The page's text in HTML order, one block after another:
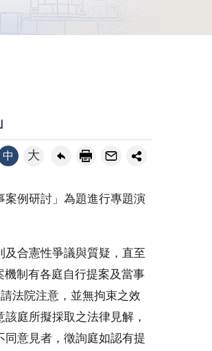
中 大
案例研討」為題進行專題演
合憲性爭議與質疑，直至
制有各庭自行提案及當事
法院注意，並無拘束之效
庭所擬採取之法律見解，
意見者，徵詢庭如認有提